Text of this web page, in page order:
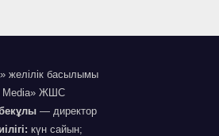
желілік басылымы
Media» ЖШС
— директор
күн сайын;